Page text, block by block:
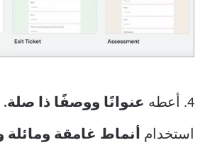
4. أعطه عنوانًا ووصفًا ذا صلة.
استخدام أنماط غامقة ومائلة